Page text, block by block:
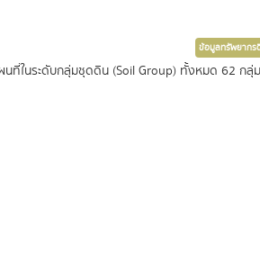
ข้อมูลทรัพยากร
นที่ในระดับกลุ่มชุดดิน (Soil Group) ทั้งหมด 62 กลุ่ม